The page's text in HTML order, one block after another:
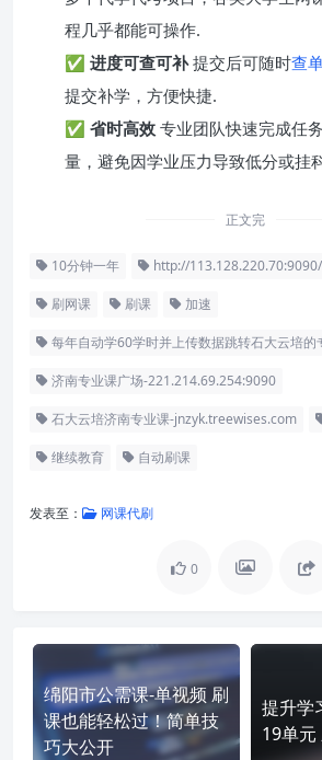
程几乎都能可操作.
✅ 进度可查可补提交后可随时查
提交补学，方便快捷.
✅ 省时高效 专业团队快速完成任
量，避免因学业压力导致低分或挂科
正文完
10分钟一年 http://113.128.220.70:9090/
刷网课 刷课 加速
每年自动学60学时并上传数据跳转石大云培的
济南专业课广场-221.214.69.254:9090
石大云培济南专业课-jnzyk.treewises.com
继续教育 自动刷课
发表至： 网课代刷
0
绵阳市公需课-单视频 刷
课也能轻松过！简单技
巧大公开
提升学
19单